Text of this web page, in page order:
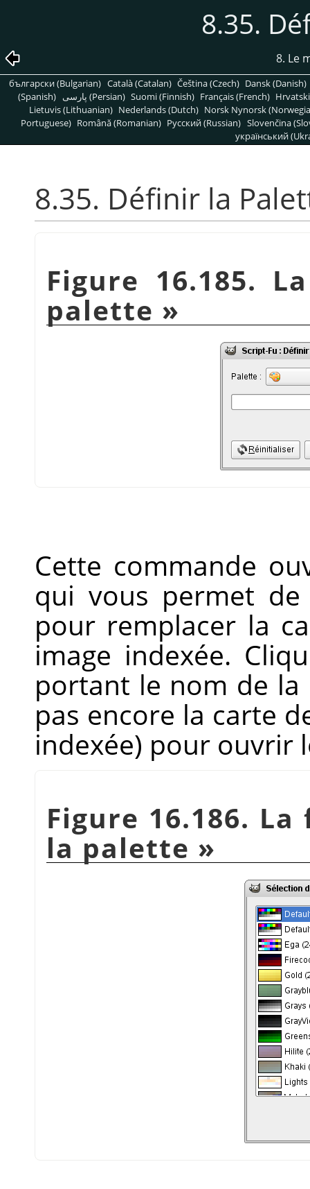
8.35.
8. Le
български (Bulgarian) Català (Catalan) Čeština (Czech) Dansk (Danish)
(Spanish)
پارسی (Persian) Suomi (Finnish) Français (French)
Lietuvis (Lithuanian) Nederlands (Dutch) Norsk Nynorsk
Portuguese) Română (Romanian) Pусский (Russian) Slovenčina
український
8.35. Définir la
Figure 16.185.
palette »
Cette commande
qui vous permet
pour remplacer la
image indexée.
portant le nom de
pas encore la carte
indexée) pour ouvrir
Figure 16.186.
la palette »